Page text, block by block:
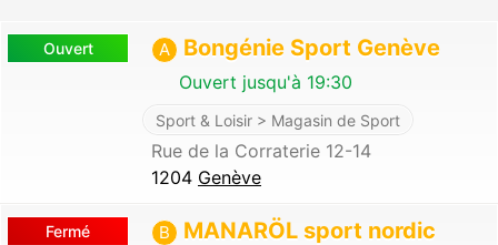
Ouvert A Bongénie Sport Genève
Ouvert jusqu'à 19:30
Sport & Loisir > Magasin de Sport
Rue de la Corraterie 12-14
1204 Genève
Fermé B MANARÖL sport nordic